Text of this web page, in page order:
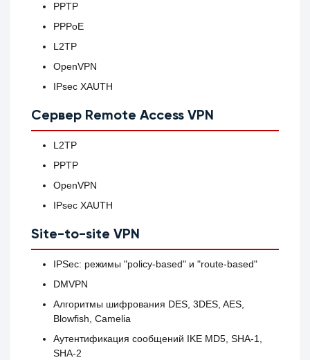
PPTP
PPPoE
L2TP
OpenVPN
IPsec XAUTH
Сервер Remote Access VPN
L2TP
PPTP
OpenVPN
IPsec XAUTH
Site-to-site VPN
IPSec: режимы "policy-based" и "route-based"
DMVPN
Алгоритмы шифрования DES, 3DES, AES,
Blowfish, Camelia
Аутентификация сообщений IKE MD5, SHA-1,
SHA-2